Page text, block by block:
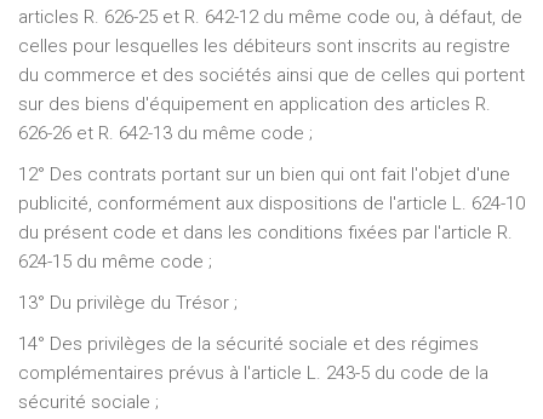
articles R. 626-25 et R. 642-12 du même code ou, à défaut, de
celles pour lesquelles les débiteurs sont inscrits au registre
du commerce et des sociétés ainsi que de celles qui portent
sur des biens d'équipement en application des articles R.
626-26 et R. 642-13 du même code ;
12° Des contrats portant sur un bien qui ont fait l'objet d'une
publicité, conformément aux dispositions de l'article L. 624-10
du présent code et dans les conditions fixées par l'article R.
624-15 du même code ;
13° Du privilège du Trésor ;
14° Des privilèges de la sécurité sociale et des régimes
complémentaires prévus à l'article L. 243-5 du code de la
sécurité sociale ;